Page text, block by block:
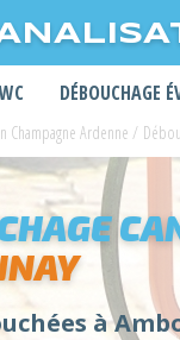
DÉBOUCHAGE
Champagne Ardenne /
à